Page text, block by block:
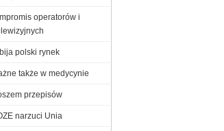
operatorów i
polski rynek
także w medycynie
przepisów
narzuci Unia